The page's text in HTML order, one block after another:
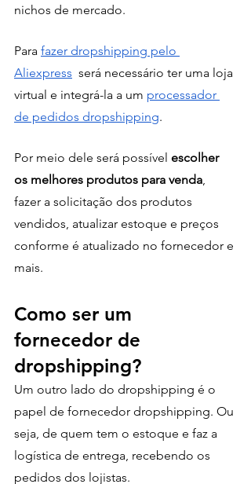
nichos de mercado.
Para fazer dropshipping pelo
Aliexpress
  será necessário ter uma loja
virtual e integrá-la a um processador
de pedidos dropshipping.
Por meio dele será possível escolher
os melhores produtos para venda
fazer a solicitação dos produtos
vendidos, atualizar estoque e preços
conforme é atualizado no fornecedor e
mais.
Como ser um
fornecedor de
dropshipping?
Um outro lado do dropshipping é o
papel de fornecedor dropshipping. Ou
seja, de quem tem o estoque e faz a
logística de entrega, recebendo os
pedidos dos lojistas.